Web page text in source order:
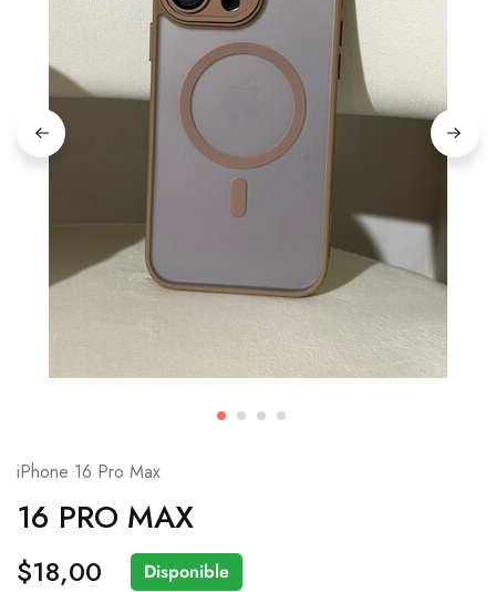
iPhone 16 Pro Max
16 PRO MAX
$18,00 Disponible